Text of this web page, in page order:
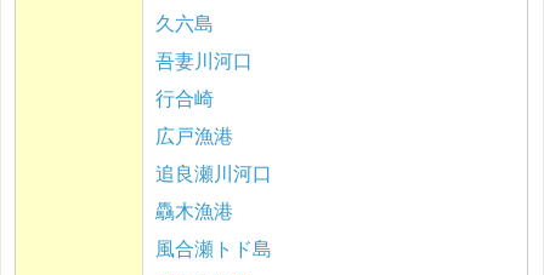
久六島
吾妻川河口
行合崎
広戸漁港
追良瀬川河口
驫木漁港
風合瀬トド島